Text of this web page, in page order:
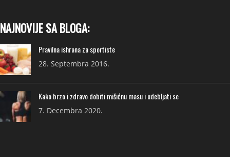
NAJNOVIJE SA BLOGA:
Pravilna ishrana za sportiste
28. Septembra 2016.
Kako brzo i zdravo dobiti mišićnu masu i udebljati se
7. Decembra 2020.